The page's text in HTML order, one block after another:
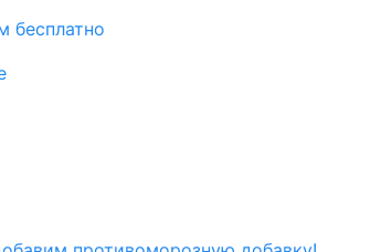
бесплатно